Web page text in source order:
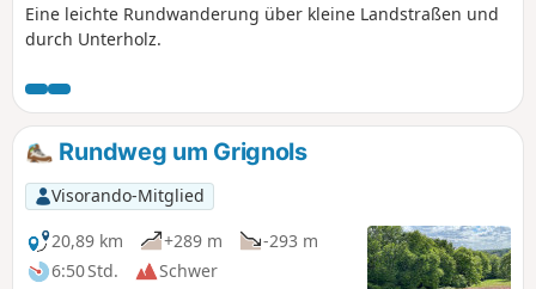
Eine leichte Rundwanderung über kleine Landstraßen und
durch Unterholz.
Rundweg um Grignols
Visorando-Mitglied
20,89 km
+289 m
-293 m
6:50 Std.
Schwer